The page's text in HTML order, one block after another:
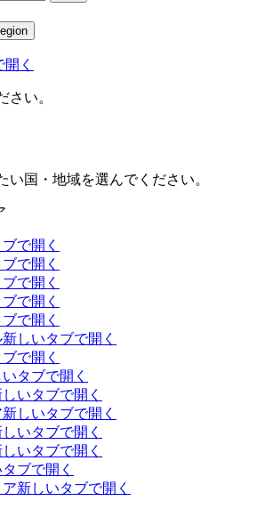
く
さい。
い国・地域を選んでください。
で開く
で開く
で開く
で開く
で開く
新しいタブで開く
で開く
タブで開く
しいタブで開く
新しいタブで開く
しいタブで開く
しいタブで開く
ブで開く
新しいタブで開く